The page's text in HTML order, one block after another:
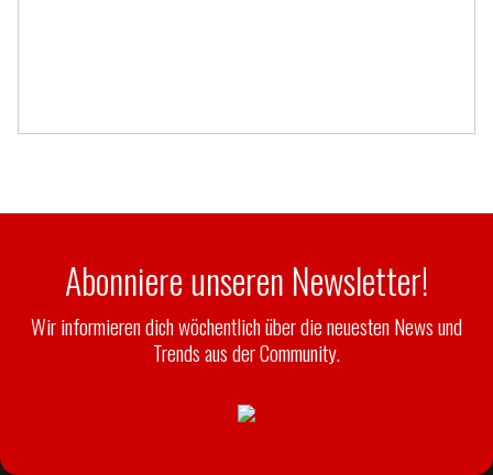
Abonniere unseren Newsletter!
Wir informieren dich wöchentlich über die neuesten News und
Trends aus der Community.